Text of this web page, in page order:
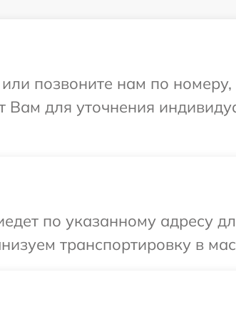
позвоните нам по
Вам для уточнения
по указанному адресу
транспортировку в